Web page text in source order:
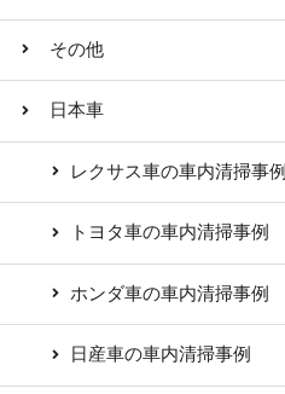
その他
日本車
レクサス車の車内清掃事例
トヨタ車の車内清掃事例
ホンダ車の車内清掃事例
日産車の車内清掃事例